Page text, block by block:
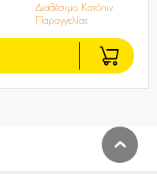
Διαθέσιμο Κατόπιν
Παραγγελίας